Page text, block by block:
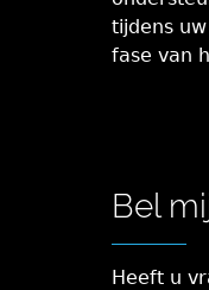
tijdens
fase van
Bel
Heeft u